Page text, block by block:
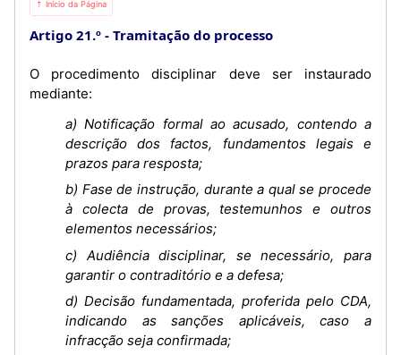
⇡ Início da Página
Artigo 21.º Tramitação do processo
O procedimento disciplinar deve ser instaurado
mediante:
a) Notificação formal ao acusado, contendo a
descrição dos factos, fundamentos legais e
prazos para resposta;
b) Fase de instrução, durante a qual se procede
à colecta de provas, testemunhos e outros
elementos necessários;
c) Audiência disciplinar, se necessário, para
garantir o contraditório e a defesa;
d) Decisão fundamentada, proferida pelo CDA,
indicando as sanções aplicáveis, caso a
infracção seja confirmada;